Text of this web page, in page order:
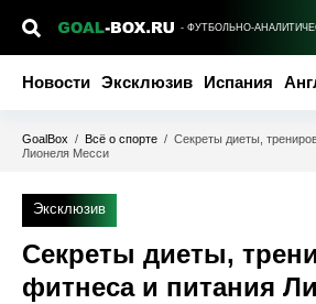
- ФУТБОЛЬНО-
Новости Эксклюзив Испания
GoalBox / Всё о спорте / Секреты диеты,
Лионеля Месси
Эксклюзив
Секреты диеты,
фитнеса и питания